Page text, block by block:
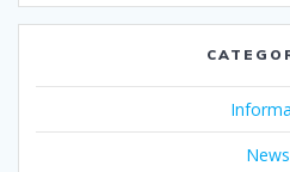
News